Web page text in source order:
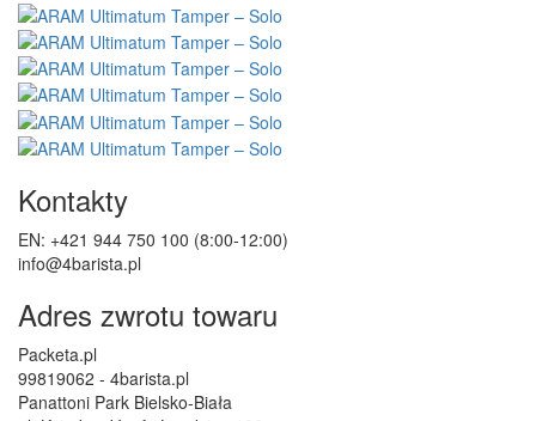
Kontakty
EN: +421 944 750 100 (8:00-12:00)
info@4barista.pl
Adres zwrotu towaru
Packeta.pl
99819062 - 4barista.pl
Panattoni Park Bielsko-Biała